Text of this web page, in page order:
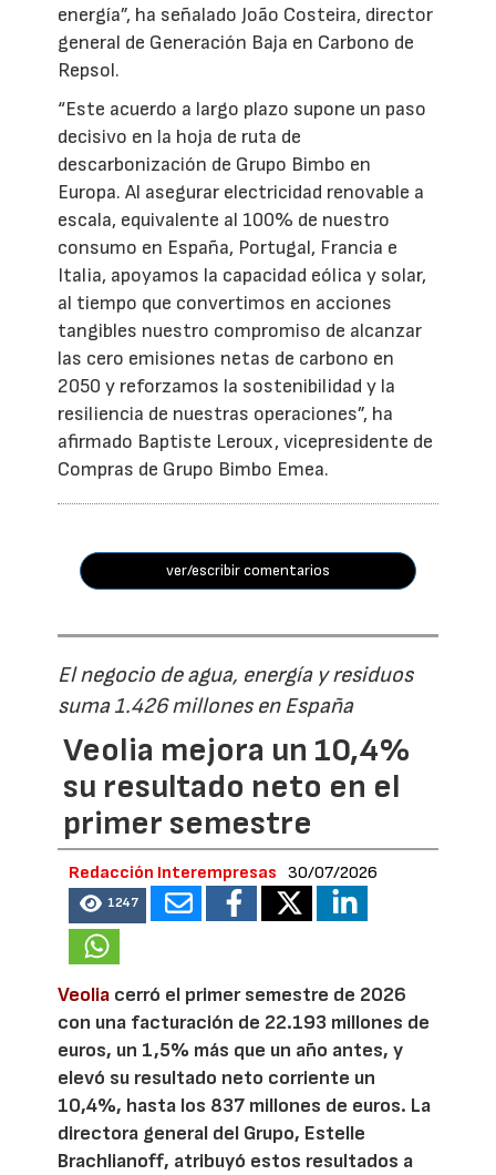
energía”, ha señalado João Costeira, director
general de Generación Baja en Carbono de
Repsol.
“Este acuerdo a largo plazo supone un paso
decisivo en la hoja de ruta de
descarbonización de Grupo Bimbo en
Europa. Al asegurar electricidad renovable a
escala, equivalente al 100% de nuestro
consumo en España, Portugal, Francia e
Italia, apoyamos la capacidad eólica y solar,
al tiempo que convertimos en acciones
tangibles nuestro compromiso de alcanzar
las cero emisiones netas de carbono en
2050 y reforzamos la sostenibilidad y la
resiliencia de nuestras operaciones”, ha
afirmado Baptiste Leroux, vicepresidente de
Compras de Grupo Bimbo Emea.
ver/escribir comentarios
El negocio de agua, energía y residuos
suma 1.426 millones en España
Veolia mejora un 10,4%
su resultado neto en el
primer semestre
Redacción Interempresas 30/07/2026
1247
Veolia cerró el primer semestre de 2026
con una facturación de 22.193 millones de
euros, un 1,5% más que un año antes, y
elevó su resultado neto corriente un
10,4%, hasta los 837 millones de euros. La
directora general del Grupo, Estelle
Brachlianoff, atribuyó estos resultados a